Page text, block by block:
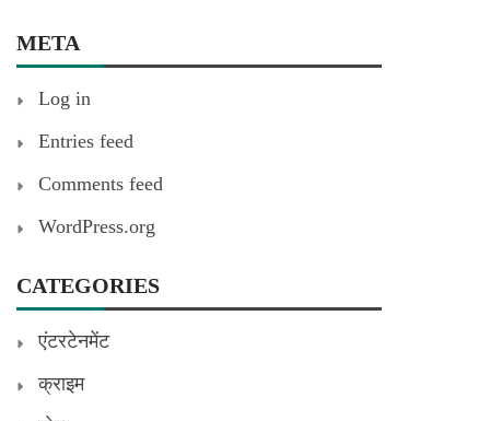
META
Log in
Entries feed
Comments feed
WordPress.org
CATEGORIES
एंटरटेनमेंट
क्राइम